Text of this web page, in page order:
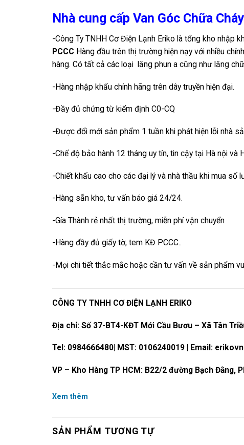
Nhà cung cấp Van Góc Chữa
-Công Ty TNHH Cơ Điện Lạnh Eriko là tổng kho nhập
PCCC Hàng đầu trên thị trường hiện nạy với nhiều
hàng. Có tất cả các loại lăng phun a cũng như lăng
-Hàng nhập khẩu chính hãng trên dây truyền hiện đại.
-Đầy đủ chứng từ kiểm định C0-CQ
-Được đổi mới sản phẩm 1 tuần khi phát hiện lỗi nhà
-Chế độ bảo hành 12 tháng uy tín, tin cậy tại Hà nội và
-Chiết khấu cao cho các đại lý và nhà thầu khi mua số
-Hàng sẵn kho, tư vấn báo giá 24/24.
-Gía Thành rẻ nhất thị trường, miễn phí vận chuyển
-Hàng đầy đủ giấy tờ, tem KĐ PCCC..
-Mọi chi tiết thắc mắc hoặc cần tư vấn về sản phẩm
CÔNG TY TNHH CƠ ĐIỆN LẠNH ERIKO
Địa chỉ: Số 37-BT4-KĐT Mới Cầu Bươu – Xã Tân
Tel: 0984666480| MST: 0106240019 | Email:
VP – Kho Hàng TP HCM: B22/2 đường Bạch Đằng,
Xem thêm
SẢN PHẨM TƯƠNG TỰ